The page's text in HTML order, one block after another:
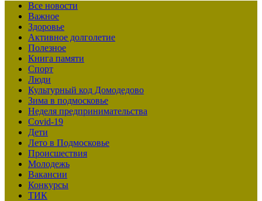
Все новости
Важное
Здоровье
Активное долголетие
Полезное
Книга памяти
Спорт
Люди
Культурный код Домодедово
Зима в подмосковье
Неделя предпринимательства
Covid-19
Дети
Лето в Подмосковье
Происшествия
Молодежь
Вакансии
Конкурсы
ТИК